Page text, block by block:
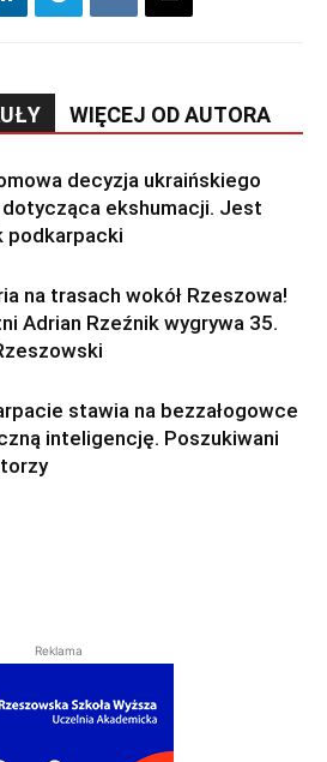
WIĘCEJ OD AUTORA
decyzja ukraińskiego
dotycząca ekshumacji. Jest
podkarpacki
na trasach wokół Rzeszowa!
Adrian Rzeźnik wygrywa 35.
stawia na bezzałogowce
inteligencję. Poszukiwani
Reklama